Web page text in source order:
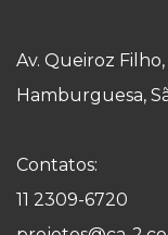
Av. Queiroz
Hamburguesa,
Contatos:
11 2309-6720